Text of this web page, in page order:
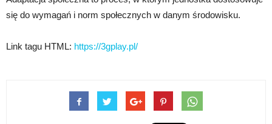
się do wymagań i norm społecznych w danym środowisku.
Link tagu HTML: https://3gplay.pl/